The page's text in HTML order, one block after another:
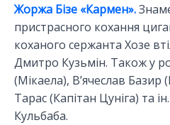
Жоржа Бізе «Кармен».
пристрасного кохання
коханого сержанта Хозе
Дмитро Кузьмін. Також у
(Мікаела), В’ячеслав Базир
Тарас (Капітан Цуніга) та
Кульбаба.